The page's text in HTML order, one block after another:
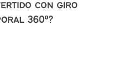
con giro
360º?